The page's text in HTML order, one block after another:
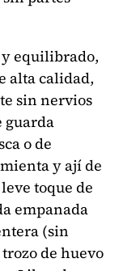
y equilibrado,
alta calidad,
sin nervios
guarda
o de
y ají de
toque de
empanada
(sin
de huevo